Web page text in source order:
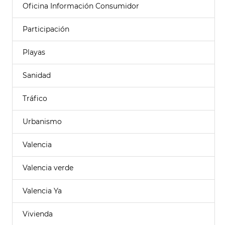
Oficina Información Consumidor
Participación
Playas
Sanidad
Tráfico
Urbanismo
Valencia
Valencia verde
Valencia Ya
Vivienda